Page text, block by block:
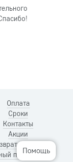
Помощь
Оплата
Сроки
Контакты
Акции
и обмен
покупатель